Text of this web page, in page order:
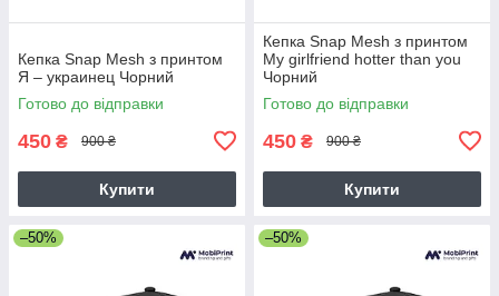
Кепка Snap Mesh з принтом
Я – украинец Чорний
Готово до відправки
450 ₴ 900 ₴
Купити
Кепка Snap Mesh з принтом
My girlfriend hotter than you
Чорний
Готово до відправки
450 ₴ 900 ₴
Купити
–50% –50%